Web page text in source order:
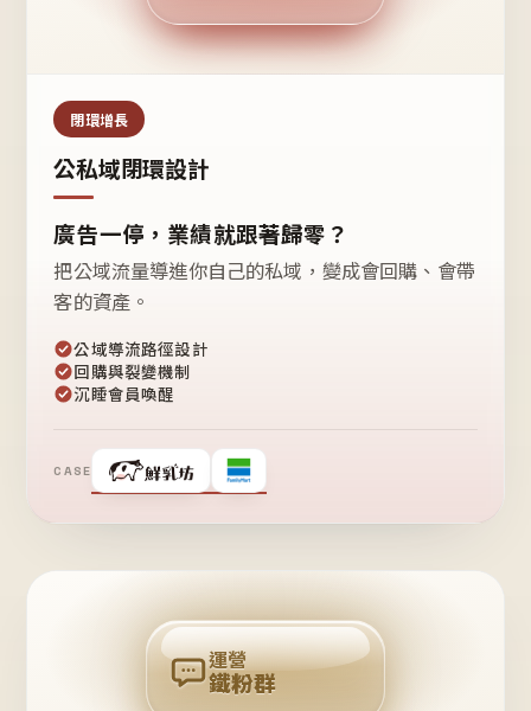
公域流量
私域鐵粉
閉環增長
公私域閉環設計
廣告一停，業績就跟著歸零？
把公域流量導進你自己的私域，變成會回購、會帶
客的資產。
公域導流路徑設計
回購與裂變機制
沉睡會員喚醒
CASE
❤
粉
回
購
運營
鐵粉群